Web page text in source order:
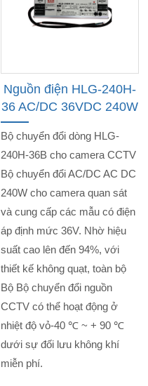
Nguồn điện HLG-240H-
36 AC/DC 36VDC 240W
Bộ chuyển đổi dòng HLG-
240H-36B cho camera CCTV
Bộ chuyển đổi AC/DC AC DC
240W cho camera quan sát
và cung cấp các mẫu có điện
áp định mức 36V. Nhờ hiệu
suất cao lên đến 94%, với
thiết kế không quạt, toàn bộ
Bộ Bộ chuyển đổi nguồn
CCTV có thể hoạt động ở
nhiệt độ vỏ-40 ℃ ~ + 90 ℃
dưới sự đối lưu không khí
miễn phí.